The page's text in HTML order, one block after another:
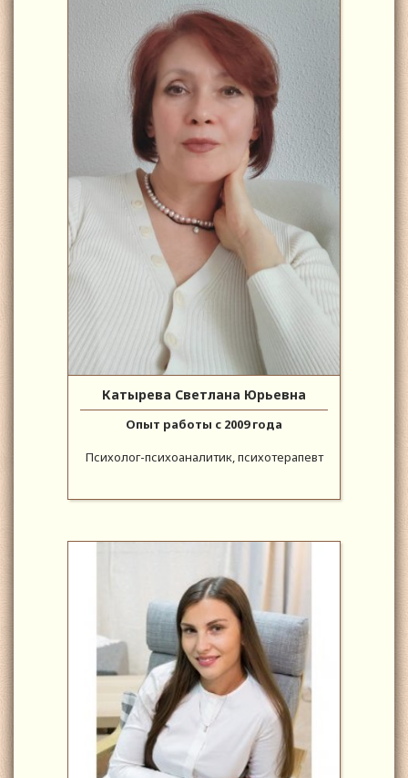
Катырева Светлана Юрьевна
Опыт работы с 2009 года
Психолог-психоаналитик, психотерапевт